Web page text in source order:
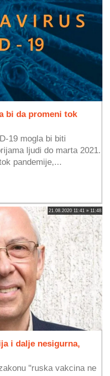
bi da promeni tok
19 mogla bi biti
ljudi do marta 2021.
pandemije,...
21.08.2020 11:41 » 11:48
i dalje nesigurna,
"ruska vakcina ne